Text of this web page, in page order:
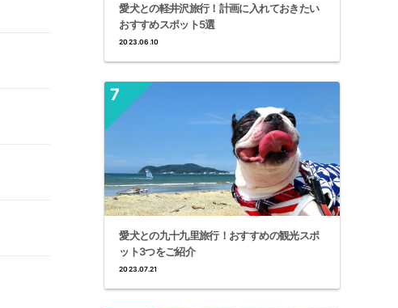
愛犬との軽井沢旅行！計画に入れておきたい
おすすめスポット5選
2023.06.10
愛犬との九十九里旅行！おすすめの観光スポ
ット3つをご紹介
2023.07.21